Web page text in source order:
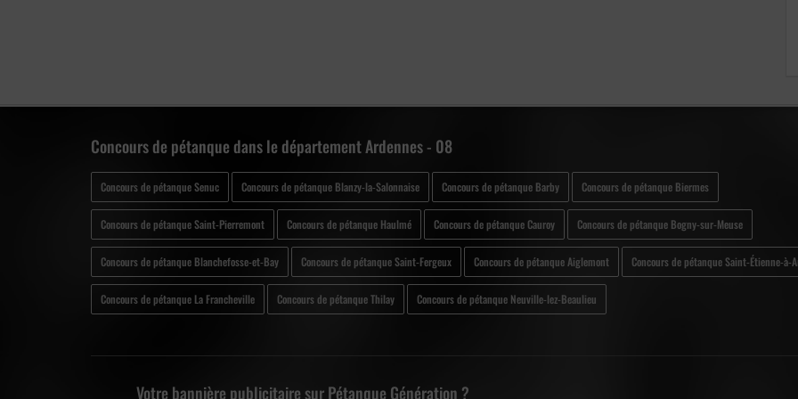
Concours de pétanque dans le département Ardennes - 08
Concours de pétanque Senuc Concours de pétanque Blanzy-la-Salonnaise Concours de pétanque Barby Concours de pétanque Biermes
Concours de pétanque Saint-Pierremont Concours de pétanque Haulmé Concours de pétanque Cauroy Concours de pétanque Bogny-sur-Meuse
Concours de pétanque Blanchefosse-et-Bay Concours de pétanque Saint-Fergeux Concours de pétanque Aiglemont Concours de pétanque Saint-Étienne-à-
Concours de pétanque La Francheville Concours de pétanque Thilay Concours de pétanque Neuville-lez-Beaulieu
Votre bannière publicitaire sur Pétanque Génération ?